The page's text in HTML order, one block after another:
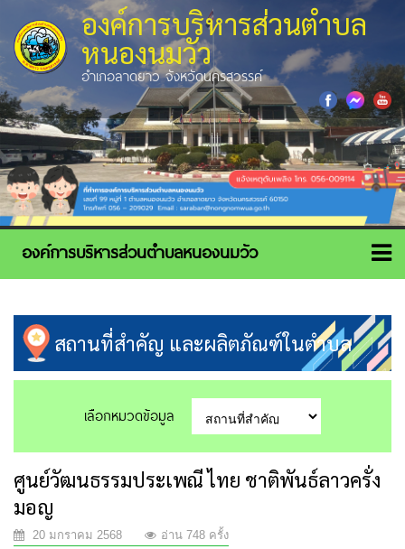
องค์การบริหารส่วนตำบล
หนองนมวัว
อำเภอลาดยาว จังหวัดนครสวรรค์
สถานที่สำคัญ และผลิตภัณฑ์ในตำบล
เลือกหมวดข้อมูล
ศูนย์วัฒนธรรมประเพณี ไทย ชาติพันธ์ลาวครั่ง
มอญ
20 มกราคม 2568 อ่าน 748 ครั้ง